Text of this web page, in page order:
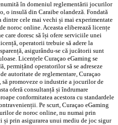
în domeniul reglementării jocurilor
o insulă din Caraibe olandeză. Fondată
dintre cele mai vechi și mai experimentate
noroc online. Aceasta eliberează licențe
care doresc să își ofere serviciile unei
operatorii trebuie să adere la
asigurându-se că jucătorii sunt
Licențele Curaçao eGaming se
permițând operatorilor să se adreseze
autoritate de reglementare, Curaçao
să promoveze o industrie a jocurilor de
oferă consultanță și îndrumare
conformitatea acestora cu standardele
Pe scurt, Curaçao eGaming
de noroc online, nu numai prin
prin asigurarea unui mediu de joc sigur